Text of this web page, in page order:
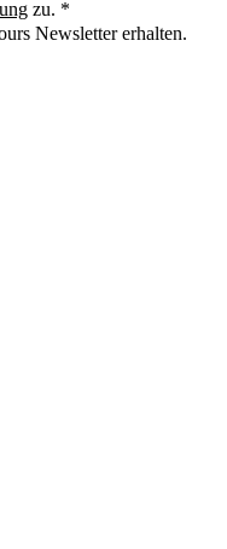
zu.
Newsletter erhalten.